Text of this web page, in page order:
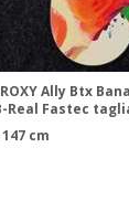
Ally Btx
Real Fastec
cm